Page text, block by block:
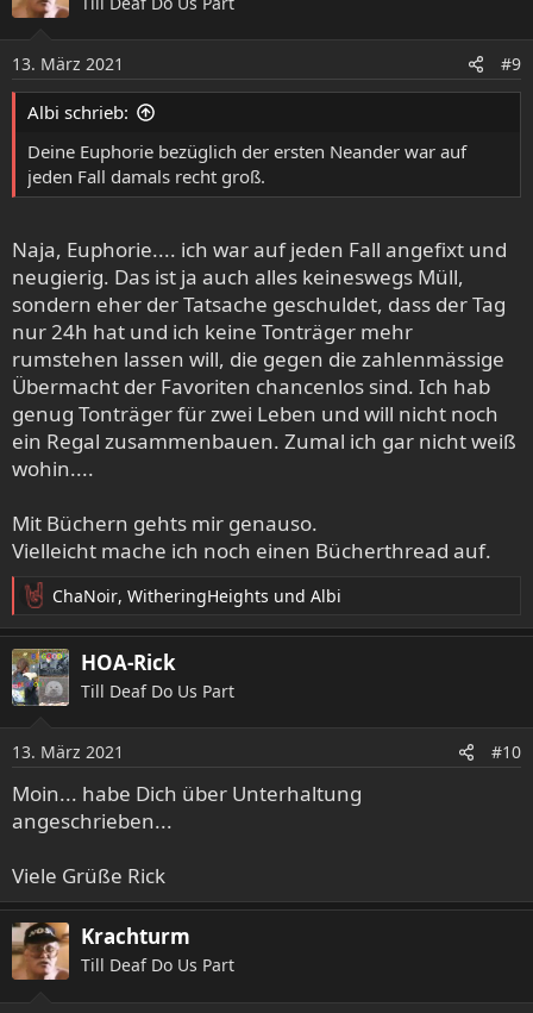
13. März 2021 #9
Albi schrieb:
Deine Euphorie bezüglich der ersten Neander war auf
jeden Fall damals recht groß.
Naja, Euphorie.... ich war auf jeden Fall angefixt und
neugierig. Das ist ja auch alles keineswegs Müll,
sondern eher der Tatsache geschuldet, dass der Tag
nur 24h hat und ich keine Tonträger mehr
rumstehen lassen will, die gegen die zahlenmässige
Übermacht der Favoriten chancenlos sind. Ich hab
genug Tonträger für zwei Leben und will nicht noch
ein Regal zusammenbauen. Zumal ich gar nicht weiß
wohin....
Mit Büchern gehts mir genauso.
Vielleicht mache ich noch einen Bücherthread auf.
R
e
a
k
t
n
e
n
:
ChaNoir, WitheringHeights und Albi
HOA-Rick
Till Deaf Do Us Part
13. März 2021 #10
Moin... habe Dich über Unterhaltung
angeschrieben...
Viele Grüße Rick
Krachturm
Till Deaf Do Us Part